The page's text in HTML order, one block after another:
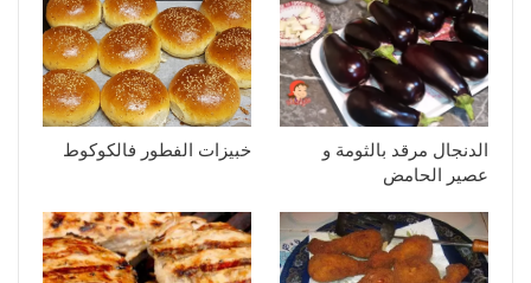
الدنجال مرقد بالثومة و
عصير الحامض
خبيزات الفطور فالكوكوط